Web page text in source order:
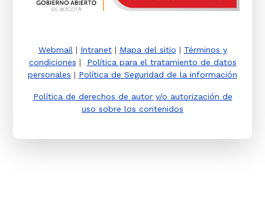
Webmail | Intranet| Mapa del sitio | Términos y
condiciones | Política para el tratamiento de datos
personales | Política de Seguridad de la información
Política de derechos de autor y/o autorización de
uso sobre los contenidos